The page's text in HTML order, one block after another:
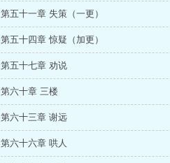
第五十一章 失策（一更）
第五十四章 惊疑（加更）
第五十七章 劝说
第六十章 三楼
第六十三章 谢远
第六十六章 哄人